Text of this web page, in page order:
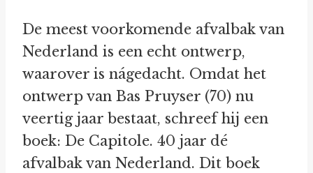
De meest voorkomende afvalbak van
Nederland is een echt ontwerp,
waarover is nágedacht. Omdat het
ontwerp van Bas Pruyser (70) nu
veertig jaar bestaat, schreef hij een
boek: De Capitole. 40 jaar dé
afvalbak van Nederland. Dit boek